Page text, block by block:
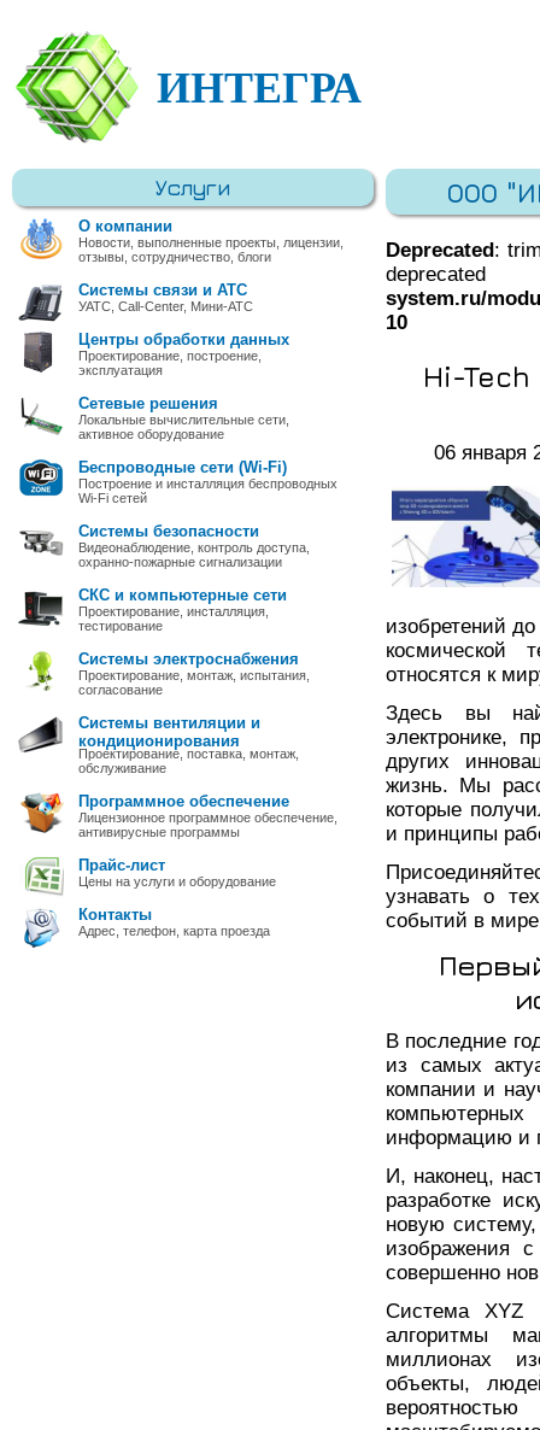
ИНТЕГРА
Услуги
О компании
Новости, выполненные проекты, лицензии,
отзывы, сотрудничество, блоги
Системы связи и АТС
УАТС, Call-Center, Мини-АТС
Центры обработки данных
Проектирование, построение,
эксплуатация
Сетевые решения
Локальные вычислительные сети,
активное оборудование
Беспроводные сети (Wi-Fi)
Построение и инсталляция беспроводных
Wi-Fi сетей
Системы безопасности
Видеонаблюдение, контроль доступа,
охранно-пожарные сигнализации
СКС и компьютерные сети
Проектирование, инсталляция,
тестирование
Системы электроснабжения
Проектирование, монтаж, испытания,
согласование
Системы вентиляции и
кондиционирования
Проектирование, поставка, монтаж,
обслуживание
Программное обеспечение
Лицензионное программное обеспечение,
антивирусные программы
Прайс-лист
Цены на услуги и оборудование
Контакты
Адрес, телефон, карта проезда
ООО
Deprecated:
system.ru/
10
Hi-
06 января
изобретений
космической
относятся к
Здесь вы
электронике,
других
жизнь. Мы
которые
и принципы
узнавать о
событий в
В последние
из самых
компании и
информацию и
И, наконец,
разработке
новую
изображения
совершенно
Система XYZ
алгоритмы
миллионах
объекты,